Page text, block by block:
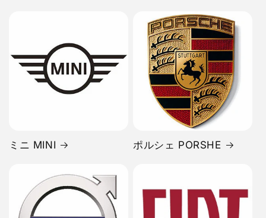
ミニ MINI ポルシェ PORSHE